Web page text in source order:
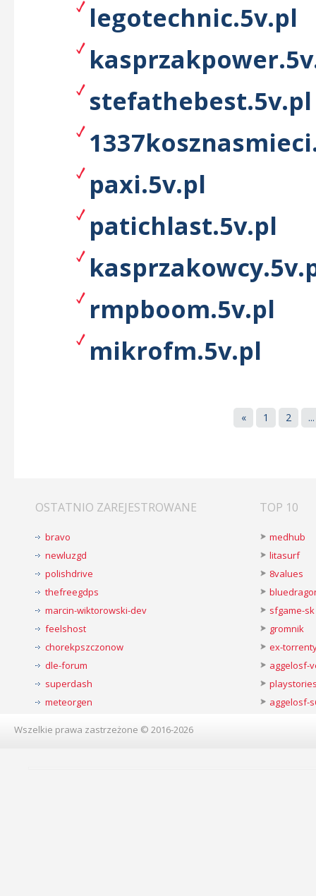
legotechnic.5v.pl
stefathebest.5v.pl
paxi.5v.pl
patichlast.5v.pl
rmpboom.5v.pl
mikrofm.5v.pl
« 1 2 ...
OSTATNIO ZAREJESTROWANE
bravo
newluzgd
polishdrive
thefreegdps
marcin-wiktorowski-dev
feelshost
chorekpszczonow
dle-forum
superdash
meteorgen
TOP 10
medhub
litasurf
8values
sfgame-sk
gromnik
ex-
aggelosf-
aggelosf-
Wszelkie prawa zastrzeżone © 2016-2026